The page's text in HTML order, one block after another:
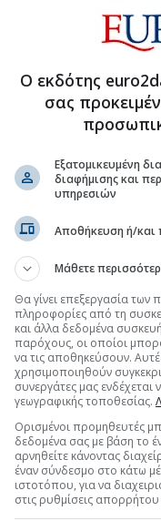
στο Discover
στην ενέργεια-
Ο εκδότης
σας
Εξατομικευμένη
διαφήμισης και
υπηρεσιών
Αποθήκευση ή/και
Μάθετε
Θα γίνει επεξεργασία των
πληροφορίες από τη
και άλλα δεδομένα
παρόχους, οι οποίοι
να τις αποθηκεύσουν.
χρησιμοποιηθούν
συνεργάτες μας
γεωγραφικής τοποθεσίας.
Ορισμένοι προμηθευτές
δεδομένα σας με βάση το
αρνηθείτε κάνοντας
έναν σύνδεσμο στο κάτω
ιστοτόπου, για να
στις ρυθμίσεις